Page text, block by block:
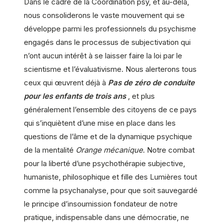
nous consoliderons le vaste mouvement qui se
développe parmi les professionnels du psychisme
engagés dans le processus de subjectivation qui
n’ont aucun intérêt à se laisser faire la loi par le
scientisme et l’évaluativisme. Nous alerterons tous
ceux qui œuvrent déjà à Pas de zéro de conduite
pour les enfants de trois ans , et plus
généralement l’ensemble des citoyens de ce pays
qui s’inquiètent d’une mise en place dans les
questions de l’âme et de la dynamique psychique
de la mentalité Orange mécanique. Notre combat
pour la liberté d’une psychothérapie subjective,
humaniste, philosophique et fille des Lumières tout
comme la psychanalyse, pour que soit sauvegardé
le principe d’insoumission fondateur de notre
pratique, indispensable dans une démocratie, ne